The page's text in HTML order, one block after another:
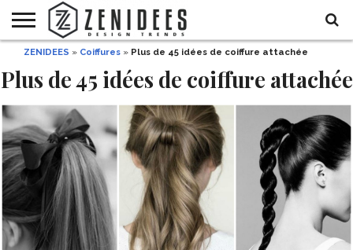
HOME
MAISON
DÉCO
JARDIN
DÉCO
DE
FÊTE
MODE
ET
BEAUTÉ
RECETTES
HALLOWEEN
ZENIDEES » Coiffures » Plus de 45 idées de coiffure attachée
Plus de 45 idées de coiffure attachée